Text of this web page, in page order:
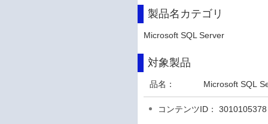
製品名カテゴリ
Microsoft SQL Server
対象製品
品名： Microsoft SQL
コンテンツID： 3010105378